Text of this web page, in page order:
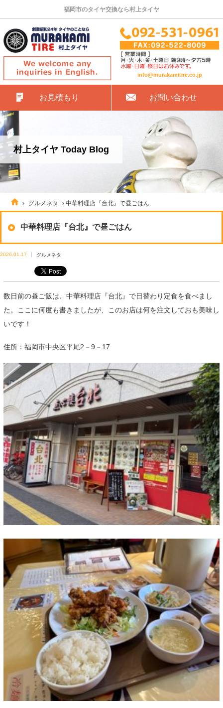
福岡市のタイヤ交換なら村上タイヤ
info@murakamitire.co.jp
お見積もり お問い合わせ
村上タイヤ Today Blog
› グルメネタ ›中華料理店『台北』で昼ごはん
中華料理店『台北』で昼ごはん
2026.01.17 グルメネタ
数日前の昼ご飯は、中華料理店『台北』で日替わり定食を食べまし
た。ここに何度も書きましたが、このお店は何を注文しておも美味し
いです！
住所：福岡市中央区平尾2－9－17